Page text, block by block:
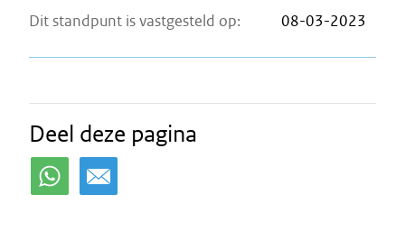
Dit standpunt is vastgesteld op: 08-03-2023
Deel deze pagina